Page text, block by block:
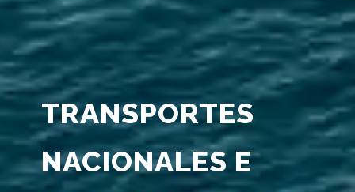
TRANSPORTES
NACIONALES E